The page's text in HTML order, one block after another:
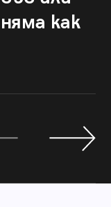
как